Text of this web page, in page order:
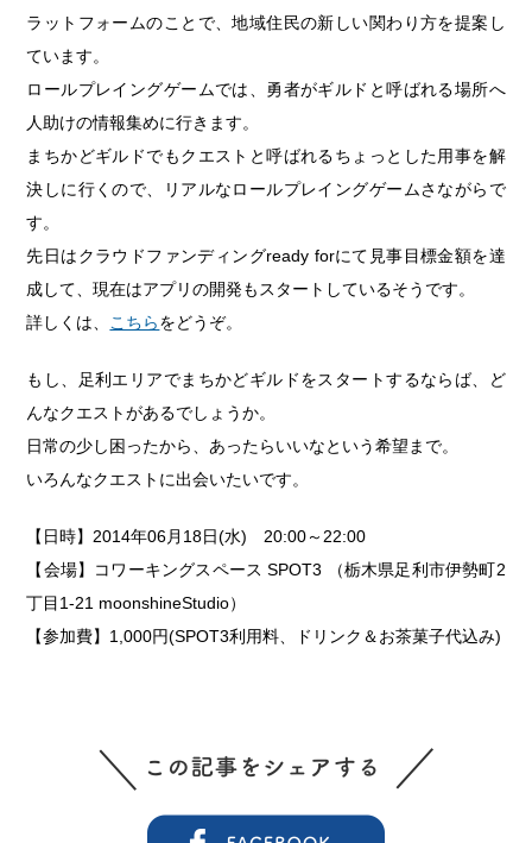
ラットフォームのことで、地域住民の新しい関わり方を提案し
ています。
ロールプレイングゲームでは、勇者がギルドと呼ばれる場所へ
人助けの情報集めに行きます。
まちかどギルドでもクエストと呼ばれるちょっとした用事を解
決しに行くので、リアルなロールプレイングゲームさながらで
す。
先日はクラウドファンディングready forにて見事目標金額を達
成して、現在はアプリの開発もスタートしているそうです。
詳しくは、 こちらをどうぞ。
もし、足利エリアでまちかどギルドをスタートするならば、ど
んなクエストがあるでしょうか。
日常の少し困ったから、あったらいいなという希望まで。
いろんなクエストに出会いたいです。
【日時】2014年06月18日(水) 20:00～22:00
【会場】コワーキングスペース SPOT3 （栃木県足利市伊勢町2
丁目1-21 moonshineStudio）
【参加費】1,000円(SPOT3利用料、ドリンク＆お茶菓子代込み)